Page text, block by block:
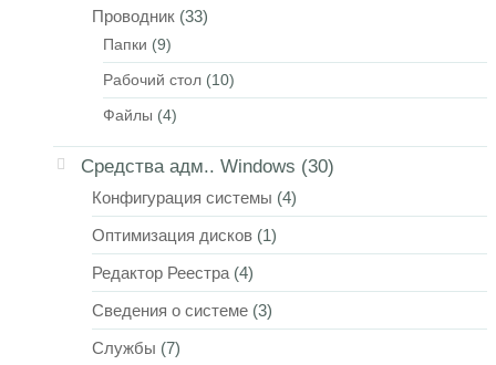
Проводник (33)
Папки (9)
Рабочий стол (10)
Файлы (4)
Средства адм.. Windows (30)
Конфигурация системы (4)
Оптимизация дисков (1)
Редактор Реестра (4)
Сведения о системе (3)
Службы (7)